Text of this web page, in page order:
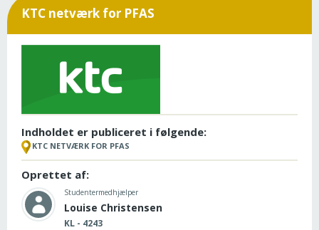
KTC netværk for PFAS
Indholdet er publiceret i følgende:
KTC NETVÆRK FOR PFAS
Oprettet af:
Studentermedhjælper
Louise Christensen
KL - 4243